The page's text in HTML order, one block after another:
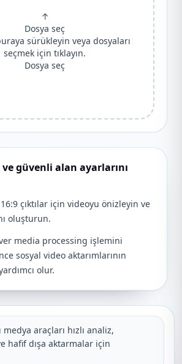
↑
Dosya seç
sürükleyin veya dosyaları
seçmek için tıklayın.
Dosya seç
güvenli alan ayarlarını
çıktılar için videoyu önizleyin ve
oluşturun.
media processing işlemini
sosyal video aktarımlarının
olur.
medya araçları hızlı analiz,
hafif dışa aktarmalar için